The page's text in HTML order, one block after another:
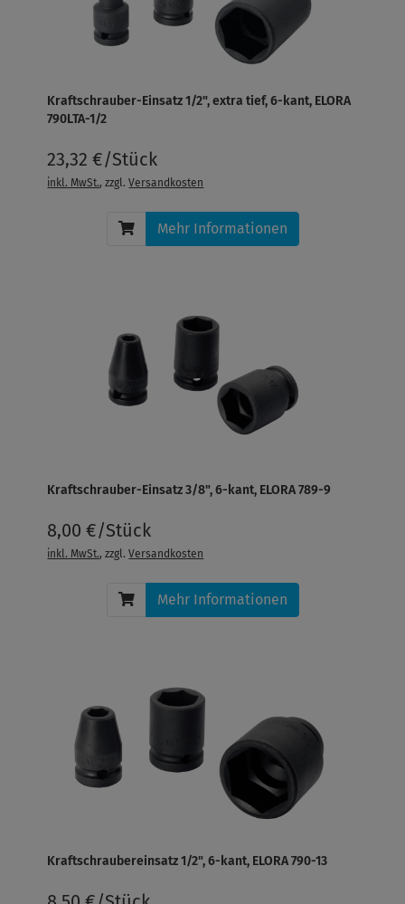
Kraftschrauber-Einsatz 1/2", extra tief, 6-kant, ELORA
790LTA-1/2
23,32 €/Stück
inkl. MwSt., zzgl.Versandkosten
Mehr Informationen
Kraftschrauber-Einsatz 3/8", 6-kant, ELORA 789-9
8,00 €/Stück
inkl. MwSt., zzgl.Versandkosten
Mehr Informationen
Kraftschraubereinsatz 1/2", 6-kant, ELORA 790-13